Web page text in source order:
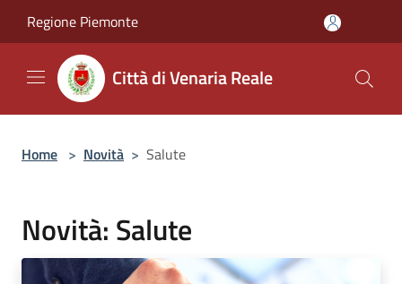
Regione Piemonte
Città di Venaria Reale
Home > Novità > Salute
Novità: Salute